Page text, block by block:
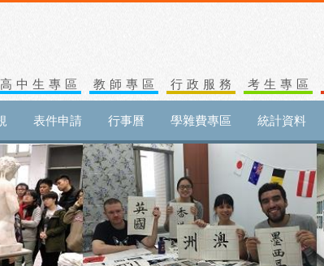
高中生專區 教師專區 行政服務 考生專區
表件申請 行事曆 學雜費專區 統計資料